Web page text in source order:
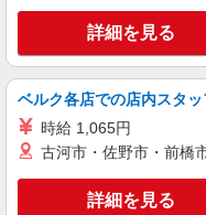
通費全
最
キープ
派遣社員
タイパ
詳細を見る
ベルク各店での店内スタッ
時給 1,065円
古河市・佐野市・前橋
詳細を見る